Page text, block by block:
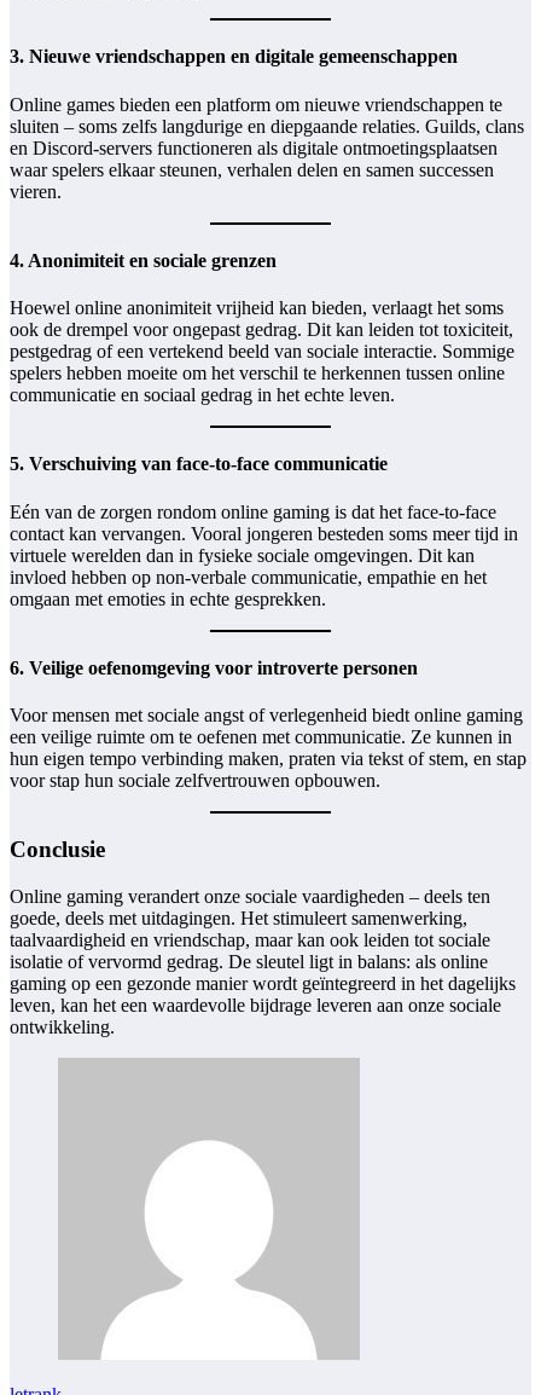
3. Nieuwe vriendschappen en digitale gemeenschappen
Online games bieden een platform om nieuwe vriendschappen te
sluiten – soms zelfs langdurige en diepgaande relaties. Guilds, clans
en Discord-servers functioneren als digitale ontmoetingsplaatsen
waar spelers elkaar steunen, verhalen delen en samen successen
vieren.
4. Anonimiteit en sociale grenzen
Hoewel online anonimiteit vrijheid kan bieden, verlaagt het soms
ook de drempel voor ongepast gedrag. Dit kan leiden tot toxiciteit,
pestgedrag of een vertekend beeld van sociale interactie. Sommige
spelers hebben moeite om het verschil te herkennen tussen online
communicatie en sociaal gedrag in het echte leven.
5. Verschuiving van face-to-face communicatie
Eén van de zorgen rondom online gaming is dat het face-to-face
contact kan vervangen. Vooral jongeren besteden soms meer tijd in
virtuele werelden dan in fysieke sociale omgevingen. Dit kan
invloed hebben op non-verbale communicatie, empathie en het
omgaan met emoties in echte gesprekken.
6. Veilige oefenomgeving voor introverte personen
Voor mensen met sociale angst of verlegenheid biedt online gaming
een veilige ruimte om te oefenen met communicatie. Ze kunnen in
hun eigen tempo verbinding maken, praten via tekst of stem, en stap
voor stap hun sociale zelfvertrouwen opbouwen.
Conclusie
Online gaming verandert onze sociale vaardigheden – deels ten
goede, deels met uitdagingen. Het stimuleert samenwerking,
taalvaardigheid en vriendschap, maar kan ook leiden tot sociale
isolatie of vervormd gedrag. De sleutel ligt in balans: als online
gaming op een gezonde manier wordt geïntegreerd in het dagelijks
leven, kan het een waardevolle bijdrage leveren aan onze sociale
ontwikkeling.